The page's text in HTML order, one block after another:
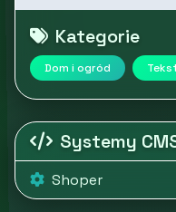
Kategorie
Dom i ogród
Systemy
Shoper